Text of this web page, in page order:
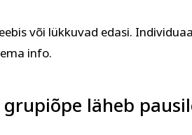
või lükkuvad edasi.
info.
läheb